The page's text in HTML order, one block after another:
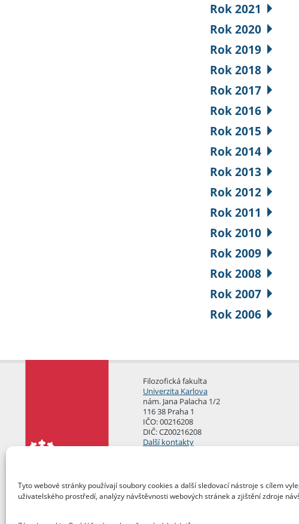
Tyto webové stránky používají soubory cookies a další sledovací nástroje s cílem
uživatelského prostředí, analýzy návštěvnosti webových stránek a zjištění zdroje
Rok 2021
Rok 2020
Rok 2019
Rok 2018
Rok 2017
Rok 2016
Rok 2015
Rok 2014
Rok 2013
Rok 2012
Rok 2011
Rok 2010
Rok 2009
Rok 2008
Rok 2007
Rok 2006
Filozofická fakulta
Univerzita Karlova
nám. Jana Palacha 1/2
116 38 Praha 1
IČO: 00216208
DIČ: CZ00216208
Další kontakty